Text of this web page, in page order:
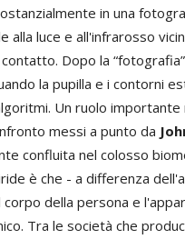
in una
alla luce e all'infrarosso
contatto. Dopo la
la pupilla e i contorni
Un ruolo
messi a punto da
confluita nel colosso
è che - a differenza
della persona e
Tra le società che